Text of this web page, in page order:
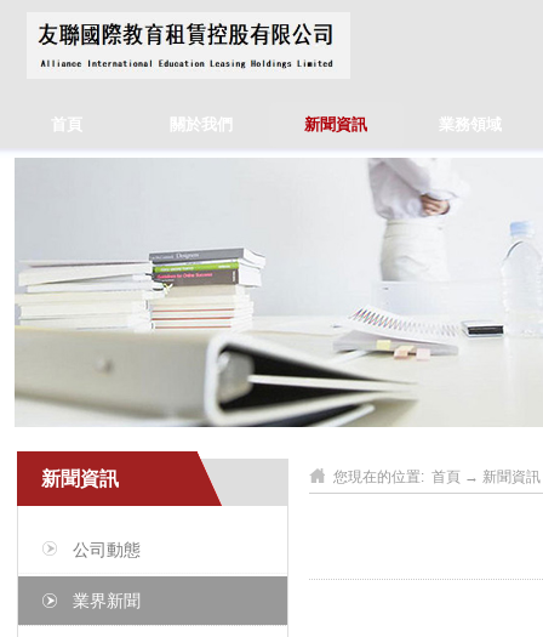
首頁 關於我們 新聞資訊 業務領域
新聞資訊
公司動態
業界新聞
您現在的位置: 首頁 → 新聞資訊